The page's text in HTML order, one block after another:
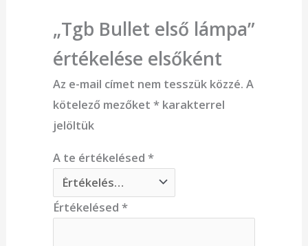
„Tgb Bullet első lámpa”
értékelése elsőként
Az e-mail címet nem tesszük közzé. A
kötelező mezőket *karakterrel
jelöltük
A te értékelésed *
Értékelésed *